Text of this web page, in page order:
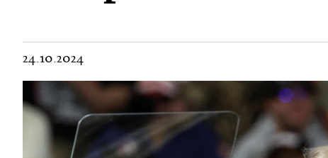
24.10.2024